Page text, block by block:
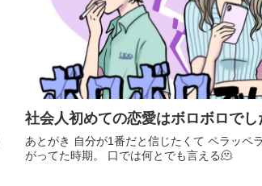
社会人初めての恋愛はボロボロでし
あとがき 自分が1番だと信じたくて ペラッペ
がってた時期。 口では何とでも言える🫠